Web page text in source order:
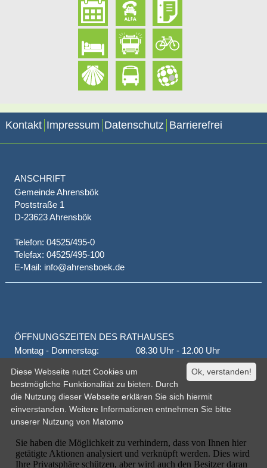
Kontakt Impressum Datenschutz Barrierefrei
ANSCHRIFT
Gemeinde Ahrensbök
Poststraße 1
D-23623 Ahrensbök
Telefon: 04525/495-0
Telefax: 04525/495-100
E-Mail: info@ahrensboek.de
ÖFFNUNGSZEITEN DES RATHAUSES
Montag - Donnerstag:
08.30 Uhr - 12.00 Uhr
14.00 Uhr - 18.00 Uhr
jeden 1. und 3. Montag
16.00 Uhr - 18.00 Uhr
Freitag
geschlossen
oder nach Vereinbarung
Ok, verstanden!
Diese Webseite nutzt Cookies um
bestmögliche Funktionalität zu bieten. Durch
die Nutzung dieser Webseite erklären Sie sich hiermit
einverstanden. Weitere Informationen entnehmen Sie bitte
unserer Nutzung von Matomo